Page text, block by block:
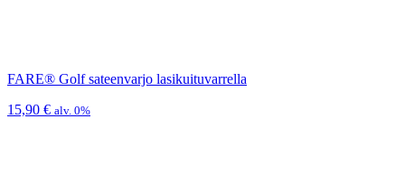
FARE® Golf sateenvarjo lasikuituvarrella
15,90 € alv. 0%